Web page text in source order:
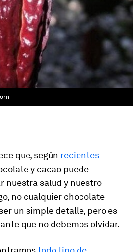
que, según recientes
y cacao puede
nuestra salud y nuestro
no cualquier chocolate
un simple detalle, pero es
que no debemos olvidar.
todo tipo de